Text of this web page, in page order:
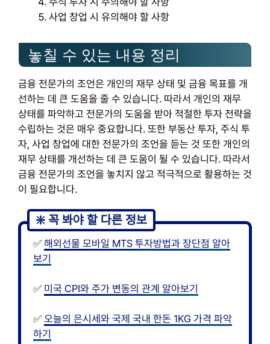
사업 창업 시 유의해야 할 사항
놓칠 수 있는 내용 정리
금융 전문가의 조언은 개인의 재무 상태 및 금융 목표를 개
선하는 데 큰 도움을 줄 수 있습니다. 따라서 개인의 재무
상태를 파악하고 전문가의 도움을 받아 적절한 투자 전략을
수립하는 것은 매우 중요합니다. 또한 부동산 투자, 주식 투
자, 사업 창업에 대한 전문가의 조언을 듣는 것 또한 개인의
재무 상태를 개선하는 데 큰 도움이 될 수 있습니다. 따라서
금융 전문가의 조언을 놓치지 않고 적극적으로 활용하는 것
이 필요합니다.
✅ 해외선물 모바일 MTS 투자방법과 장단점 알아
보기
✅ 미국 CPI와 주가 변동의 관계 알아보기
✅ 오늘의 은시세와 국제 국내 한돈 1KG 가격 파악
하기